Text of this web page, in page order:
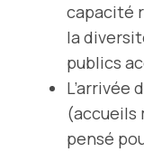
capacité
la
publics
L’arrivée
(accueils
pensé